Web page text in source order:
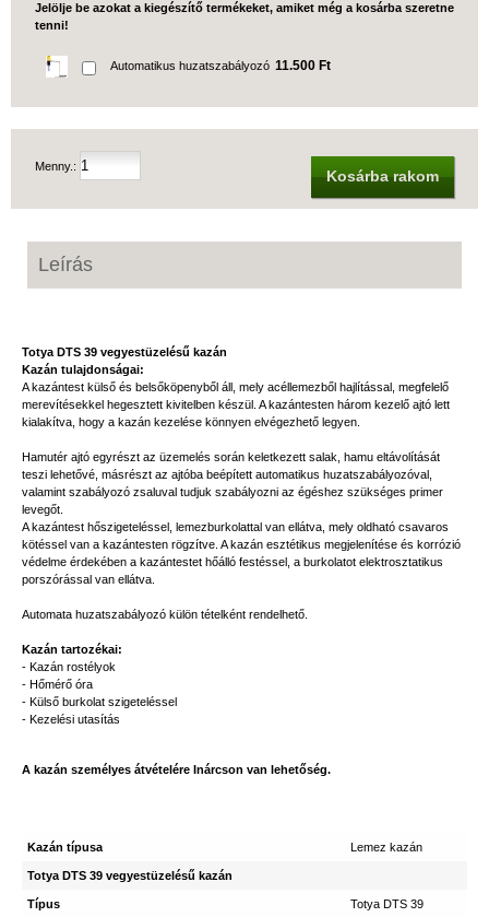
Jelölje be azokat a kiegészítő termékeket, amiket még a kosárba szeretne
tenni!
Automatikus huzatszabályozó 11.500 Ft
Menny.:
Kosárba rakom
Leírás
Totya DTS 39 vegyestüzelésű kazán
Kazán tulajdonságai:
A kazántest külső és belsőköpenyből áll, mely acéllemezből hajlítással, megfelelő
merevítésekkel hegesztett kivitelben készül. A kazántesten három kezelő ajtó lett
kialakítva, hogy a kazán kezelése könnyen elvégezhető legyen.
Hamutér ajtó egyrészt az üzemelés során keletkezett salak, hamu eltávolítását
teszi lehetővé, másrészt az ajtóba beépített automatikus huzatszabályozóval,
valamint szabályozó zsaluval tudjuk szabályozni az égéshez szükséges primer
levegőt.
A kazántest hőszigeteléssel, lemezburkolattal van ellátva, mely oldható csavaros
kötéssel van a kazántesten rögzítve. A kazán esztétikus megjelenítése és korrózió
védelme érdekében a kazántestet hőálló festéssel, a burkolatot elektrosztatikus
porszórással van ellátva.
Automata huzatszabályozó külön tételként rendelhető.
Kazán tartozékai:
- Kazán rostélyok
- Hőmérő óra
- Külső burkolat szigeteléssel
- Kezelési utasítás
A kazán személyes átvételére Inárcson van lehetőség.
Kazán típusa Lemez kazán
Totya DTS 39 vegyestüzelésű kazán
Típus Totya DTS 39